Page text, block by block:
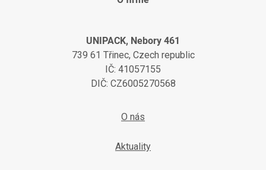
UNIPACK, Nebory 461
739 61 Třinec, Czech republic
IČ: 41057155
DIČ: CZ6005270568
O nás
Aktuality